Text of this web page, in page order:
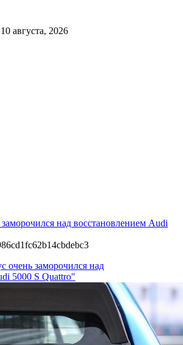
августа, 2026
над восстановлением Audi
очень заморочился над
5000 S Quattro"